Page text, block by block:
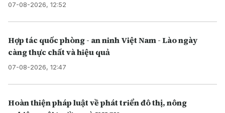
07-08-2026, 12:52
Hợp tác quốc phòng - an ninh Việt Nam - Lào ngày
càng thực chất và hiệu quả
07-08-2026, 12:47
Hoàn thiện pháp luật về phát triển đô thị, nông